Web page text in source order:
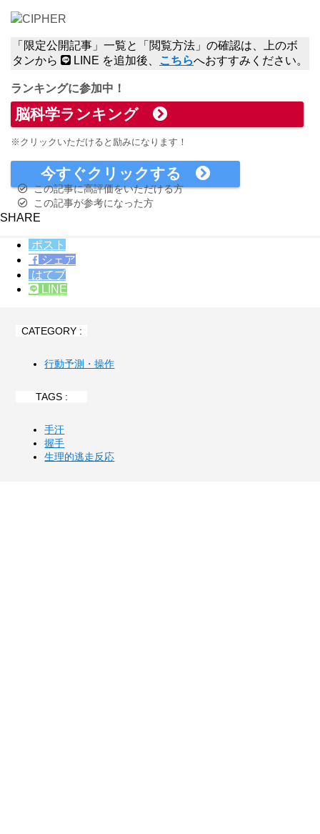
CIPHER
「限定公開記事」一覧と「閲覧方法」の確認は、上のボ
タンから
LINE を追加後、 こちらへおすすみください。
ランキングに参加中！
脳科学ランキング
※クリックいただけると励みになります！
今すぐクリックする
この記事に高評価をいただける方
この記事が参考になった方
SHARE
ポスト
シェア
はてブ
LINE
CATEGORY :
行動予測・操作
TAGS :
手汗
握手
生理的逃走反応